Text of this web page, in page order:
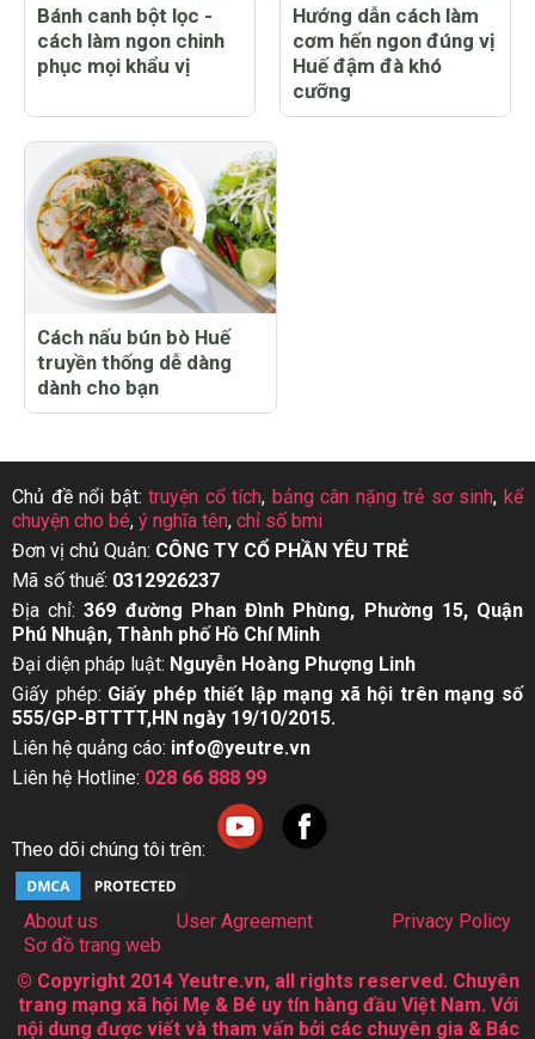
Bánh canh bột lọc -
cách làm ngon chinh
phục mọi khẩu vị
Hướng dẫn cách làm
cơm hến ngon đúng vị
Huế đậm đà khó
cưỡng
Cách nấu bún bò Huế
truyền thống dễ dàng
dành cho bạn
Chủ đề nổi bật:truyện cổ tích, bảng cân nặng trẻ sơ sinh,kể
chuyện cho bé, ý nghĩa tên, chỉ số bmi
Đơn vị chủ Quản: CÔNG TY CỔ PHẦN YÊU TRẺ
Mã số thuế: 0312926237
Địa chỉ:369 đường Phan Đình Phùng, Phường 15, Quận
Phú Nhuận, Thành phố Hồ Chí Minh
Đại diện pháp luật: Nguyễn Hoàng Phượng Linh
Giấy phép: Giấy phép thiết lập mạng xã hội trên mạng số
555/GP-BTTTT,HN ngày 19/10/2015.
Liên hệ quảng cáo: info@yeutre.vn
Liên hệ Hotline: 028 66 888 99
Theo dõi chúng tôi trên:
About us User Agreement
Privacy Policy
Sơ đồ trang web
© Copyright 2014 Yeutre.vn, all rights reserved. Chuyên
trang mạng xã hội Mẹ & Bé uy tín hàng đầu Việt Nam. Với
nội dung được viết và tham vấn bởi các chuyên gia & Bác